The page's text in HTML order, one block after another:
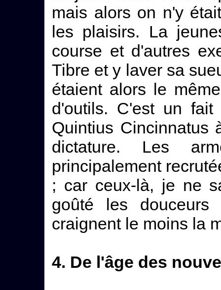
mais alors on n'y
les plaisirs. La
course et d'autres
Tibre et y laver sa
étaient alors le
d'outils. C'est un
Quintius Cincinnatus
dictature. Les
principalement
; car ceux-là, je ne
goûté les
craignent le moins la
4. De l'âge des